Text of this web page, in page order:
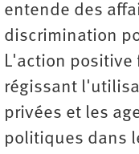
entende des
discrimination
L'action positive
régissant
privées et les
politiques dans